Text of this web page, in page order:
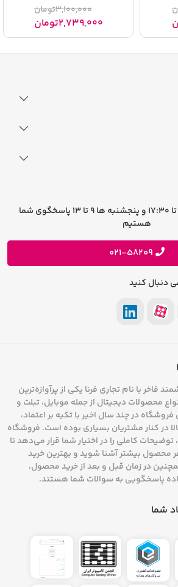
3,100,000تومان
2,739,000تومان
شنبه تا چهارشنبه از 9 تا 17:30 و پنجشنبه ها 9 تا 13 پاسخگوی شما
هستیم
021-58209
دنبال کنید
با نام تجاری فرنا یکی از پرآوازه‌ترین
محصولات دیجیتال از جمله موبایل، تبلت و
در چند سال اخیر با تکیه بر اعتماد،
در کنار مشتریان بسیاری بوده است. فروشگاه
توضیحات کاملی را در اختیار شما قرار می‌دهد تا
هر محصول بیشتر آشنا شوید و بهترین خرید
در زمان قبل و بعد از خرید محصول،
پاسخگویی به سوالات شما هستند.
شما